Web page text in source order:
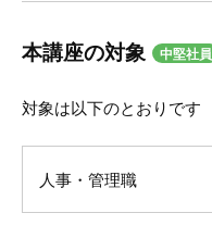
本講座の対象 中堅社員
対象は以下のとおりです
人事・管理職